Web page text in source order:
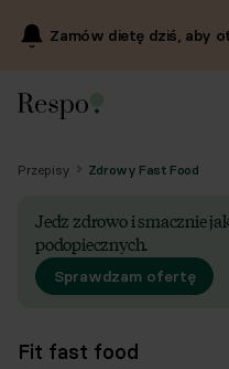
Zamów dietę dziś, aby
Przepisy Zdrowy Fast Food
Jedz zdrowo i smacznie
podopiecznych.
Sprawdzam ofertę
Fit fast food